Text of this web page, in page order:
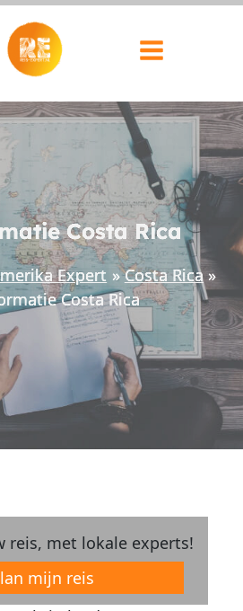
Costa Rica
Expert
Costa Rica
Costa Rica
reis, met lokale experts!
mijn reis